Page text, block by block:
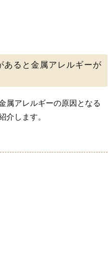
あると金属アレルギーが
属アレルギーの原因となる
介します。